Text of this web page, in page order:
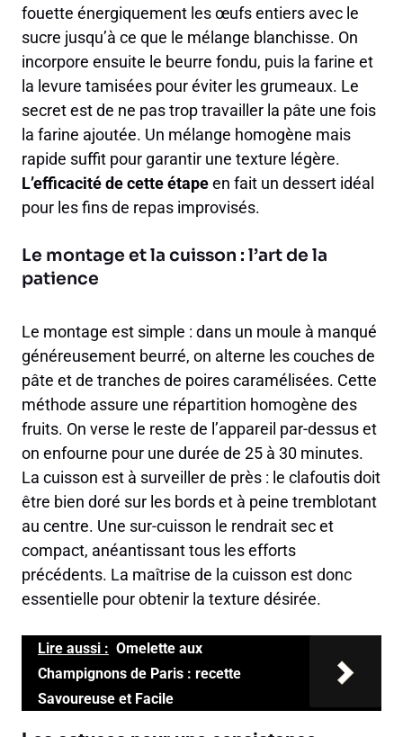
fouette énergiquement les œufs entiers avec le
sucre jusqu’à ce que le mélange blanchisse. On
incorpore ensuite le beurre fondu, puis la farine et
la levure tamisées pour éviter les grumeaux. Le
secret est de ne pas trop travailler la pâte une fois
la farine ajoutée. Un mélange homogène mais
rapide suffit pour garantir une texture légère.
L’efficacité de cette étapeen fait un dessert idéal
pour les fins de repas improvisés.
Le montage et la cuisson : l’art de la
patience
Le montage est simple : dans un moule à manqué
généreusement beurré, on alterne les couches de
pâte et de tranches de poires caramélisées. Cette
méthode assure une répartition homogène des
fruits. On verse le reste de l’appareil par-dessus et
on enfourne pour une durée de 25 à 30 minutes.
La cuisson est à surveiller de près : le clafoutis doit
être bien doré sur les bords et à peine tremblotant
au centre. Une sur-cuisson le rendrait sec et
compact, anéantissant tous les efforts
précédents. La maîtrise de la cuisson est donc
essentielle pour obtenir la texture désirée.
Lire aussi : Omelette aux
Champignons de Paris : recette
Savoureuse et Facile